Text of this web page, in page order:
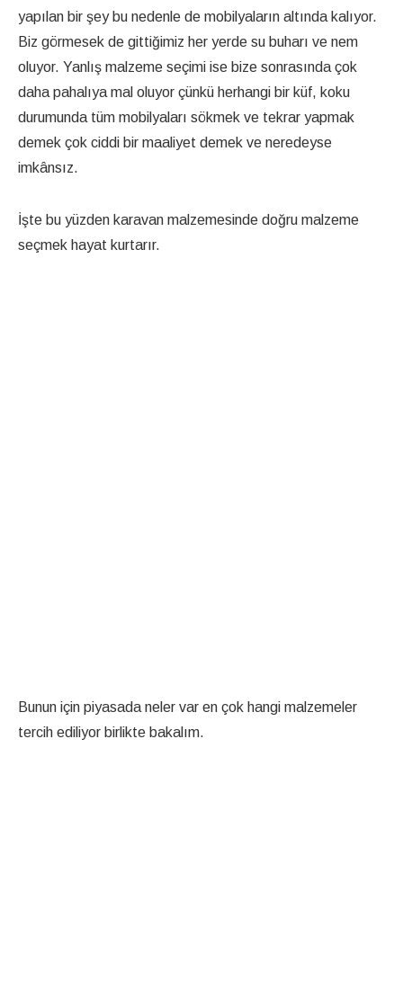
yapılan bir şey bu nedenle de mobilyaların altında kalıyor.
Biz görmesek de gittiğimiz her yerde su buharı ve nem
oluyor. Yanlış malzeme seçimi ise bize sonrasında çok
daha pahalıya mal oluyor çünkü herhangi bir küf, koku
durumunda tüm mobilyaları sökmek ve tekrar yapmak
demek çok ciddi bir maaliyet demek ve neredeyse
imkânsız.
İşte bu yüzden karavan malzemesinde doğru malzeme
seçmek hayat kurtarır.
Bunun için piyasada neler var en çok hangi malzemeler
tercih ediliyor birlikte bakalım.